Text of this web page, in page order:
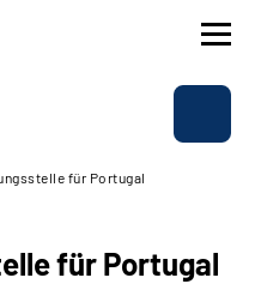
für Portugal
für Portugal